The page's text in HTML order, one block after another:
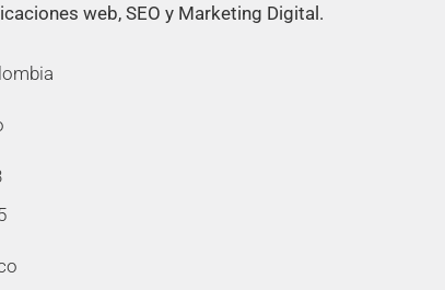
web, SEO y Marketing Digital.